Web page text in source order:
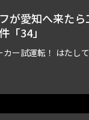
が愛知へ来たら
「34」
カー試運転！ はたし